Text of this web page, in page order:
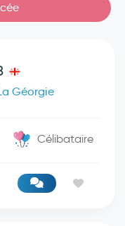
Géorgie
Célibataire